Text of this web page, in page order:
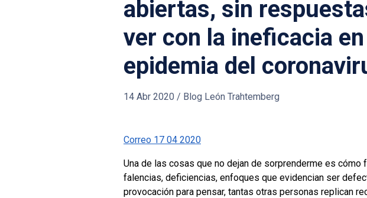
abiertas, sin
ver con la ineficacia
epidemia del
14 Abr 2020 / Blog León Trahtemberg
Correo 17 04 2020
Una de las cosas que no dejan de sorprenderme es
falencias, deficiencias, enfoques que evidencian ser
provocación para pensar, tantas otras personas replican